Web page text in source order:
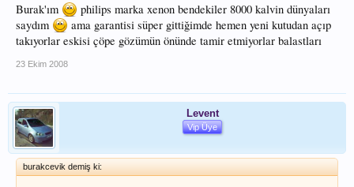
Burak'ım
philips marka xenon bendekiler 8000 kalvin dünyaları
saydım
ama garantisi süper gittiğimde hemen yeni kutudan açıp
takıyorlar eskisi çöpe gözümün önünde tamir etmiyorlar balastları
23 Ekim 2008
Levent
Vip Üye
burakcevik demiş ki: